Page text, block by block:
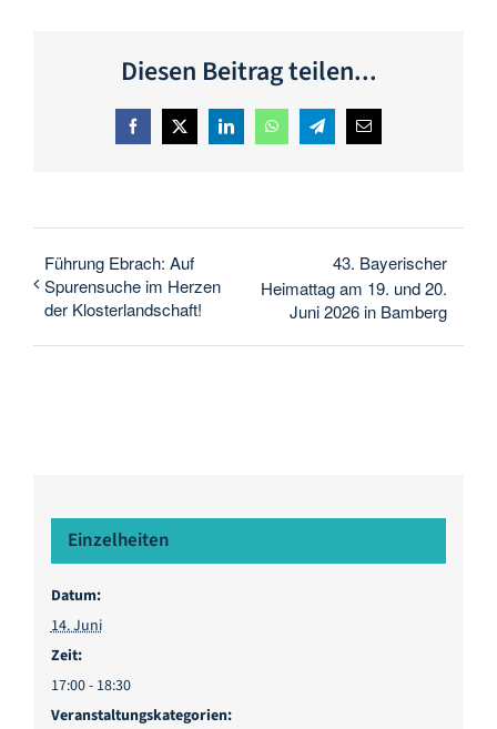
Diesen Beitrag teilen...
Facebook
X LinkedInWhatsAppTelegram
E-
Mail
Führung Ebrach: Auf
Spurensuche im Herzen
der Klosterlandschaft!
43. Bayerischer
Heimattag am 19. und 20.
Juni 2026 in Bamberg
Einzelheiten
Datum:
14. Juni
Zeit:
17:00 - 18:30
Veranstaltungskategorien: